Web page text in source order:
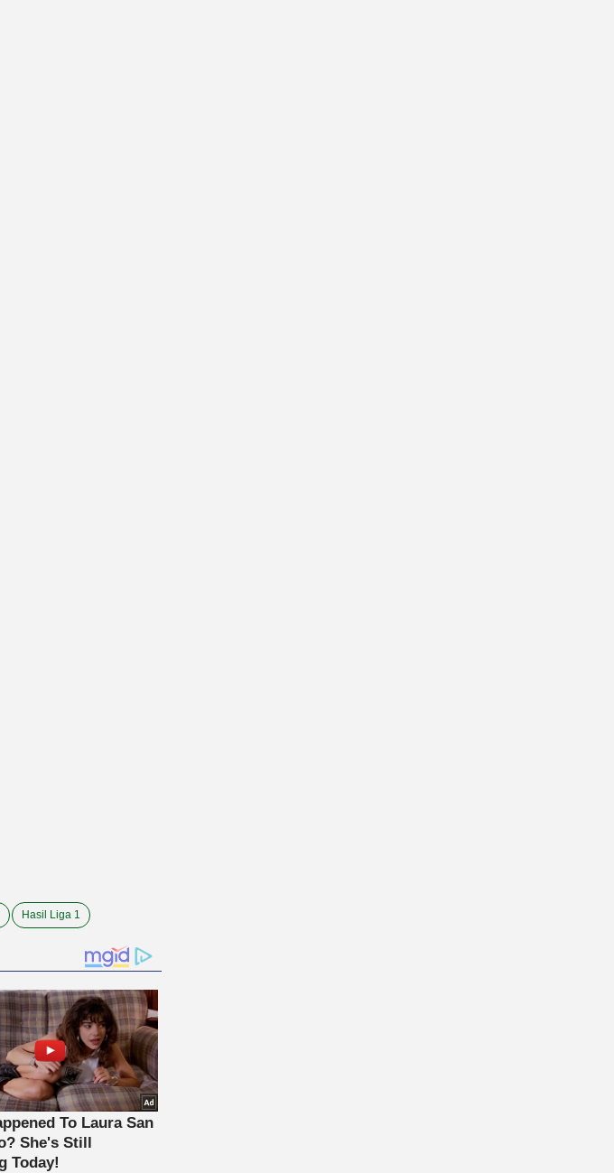
Hasil Liga 1